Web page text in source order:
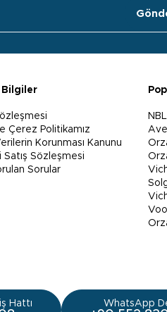
Bilgiler
Çerez Politikamız
Korunması Kanunu
Satış Sözleşmesi
Sorular
Hattı WhatsApp